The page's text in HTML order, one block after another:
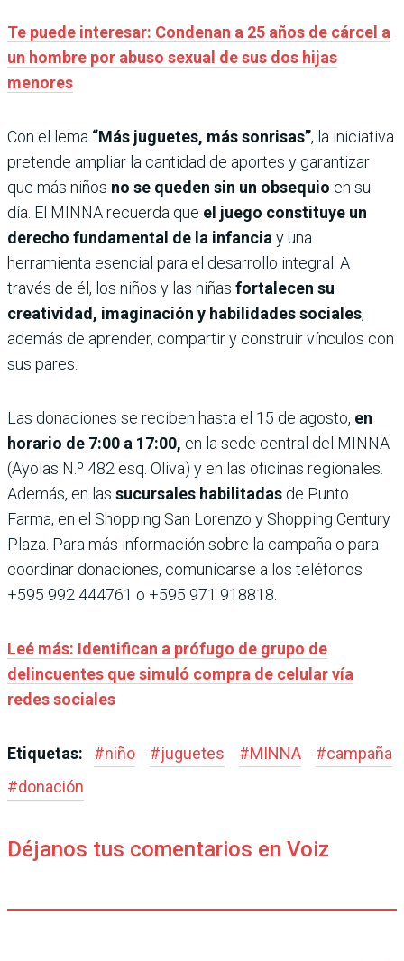
Te puede interesar: Condenan a 25 años de cárcel a
un hombre por abuso sexual de sus dos hijas
menores
Con el lema “Más juguetes, más sonrisas”, la iniciativa
pretende ampliar la cantidad de aportes y garantizar
que más niños no se queden sin un obsequio en su
día. El MINNA recuerda que el juego constituye un
derecho fundamental de la infancia y una
herramienta esencial para el desarrollo integral. A
través de él, los niños y las niñas fortalecen su
creatividad, imaginación y habilidades sociales,
además de aprender, compartir y construir vínculos con
sus pares.
Las donaciones se reciben hasta el 15 de agosto, en
horario de 7:00 a 17:00, en la sede central del MINNA
(Ayolas N.º 482 esq. Oliva) y en las oficinas regionales.
Además, en las sucursales habilitadas de Punto
Farma, en el Shopping San Lorenzo y Shopping Century
Plaza. Para más información sobre la campaña o para
coordinar donaciones, comunicarse a los teléfonos
+595 992 444761 o +595 971 918818.
Leé más: Identifican a prófugo de grupo de
delincuentes que simuló compra de celular vía
redes sociales
Etiquetas: #niño #juguetes #MINNA #campaña
#donación
Déjanos tus comentarios en Voiz